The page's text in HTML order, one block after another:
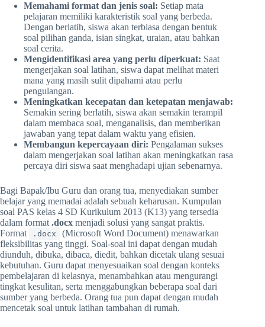
Memahami format dan jenis soal: Setiap mata
pelajaran memiliki karakteristik soal yang berbeda.
Dengan berlatih, siswa akan terbiasa dengan bentuk
soal pilihan ganda, isian singkat, uraian, atau bahkan
soal cerita.
Mengidentifikasi area yang perlu diperkuat: Saat
mengerjakan soal latihan, siswa dapat melihat materi
mana yang masih sulit dipahami atau perlu
pengulangan.
Meningkatkan kecepatan dan ketepatan menjawab:
Semakin sering berlatih, siswa akan semakin terampil
dalam membaca soal, menganalisis, dan memberikan
jawaban yang tepat dalam waktu yang efisien.
Membangun kepercayaan diri: Pengalaman sukses
dalam mengerjakan soal latihan akan meningkatkan rasa
percaya diri siswa saat menghadapi ujian sebenarnya.
Bagi Bapak/Ibu Guru dan orang tua, menyediakan sumber
belajar yang memadai adalah sebuah keharusan. Kumpulan
soal PAS kelas 4 SD Kurikulum 2013 (K13) yang tersedia
dalam format .docx menjadi solusi yang sangat praktis.
Format
.docx
(Microsoft Word Document) menawarkan
fleksibilitas yang tinggi. Soal-soal ini dapat dengan mudah
diunduh, dibuka, dibaca, diedit, bahkan dicetak ulang sesuai
kebutuhan. Guru dapat menyesuaikan soal dengan konteks
pembelajaran di kelasnya, menambahkan atau mengurangi
tingkat kesulitan, serta menggabungkan beberapa soal dari
sumber yang berbeda. Orang tua pun dapat dengan mudah
mencetak soal untuk latihan tambahan di rumah.